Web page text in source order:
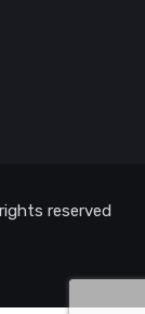
reserved